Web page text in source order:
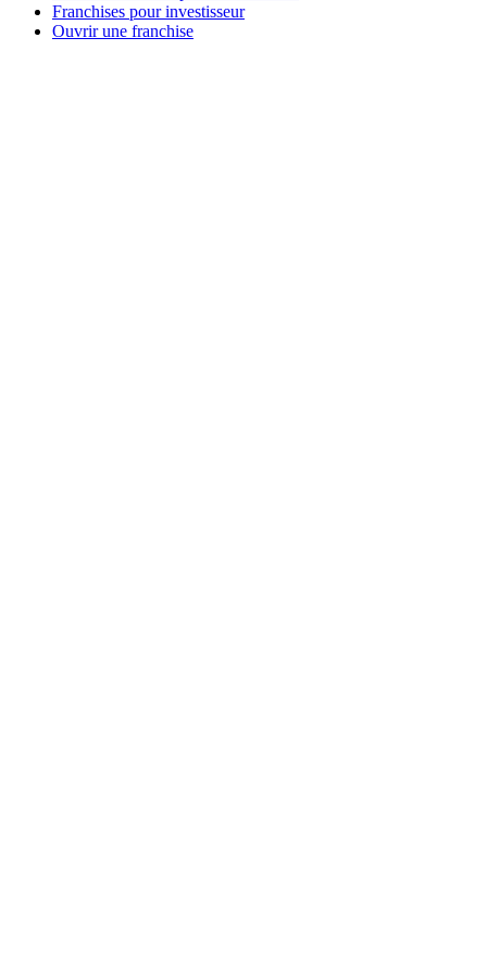
Franchises pour investisseur
Ouvrir une franchise